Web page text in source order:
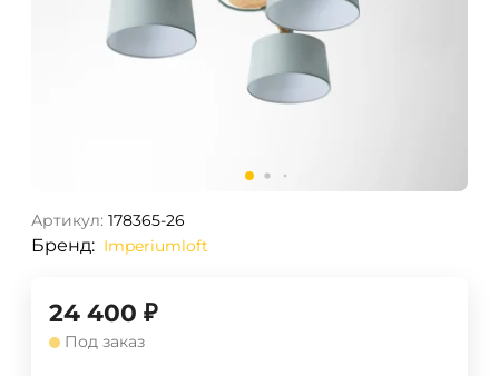
Артикул: 178365-26
Бренд: Imperiumloft
24 400 ₽
Под заказ